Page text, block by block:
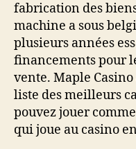
fabrication des
machine a sous
plusieurs années
financements pour
vente. Maple
liste des meilleurs
pouvez jouer
qui joue au casino